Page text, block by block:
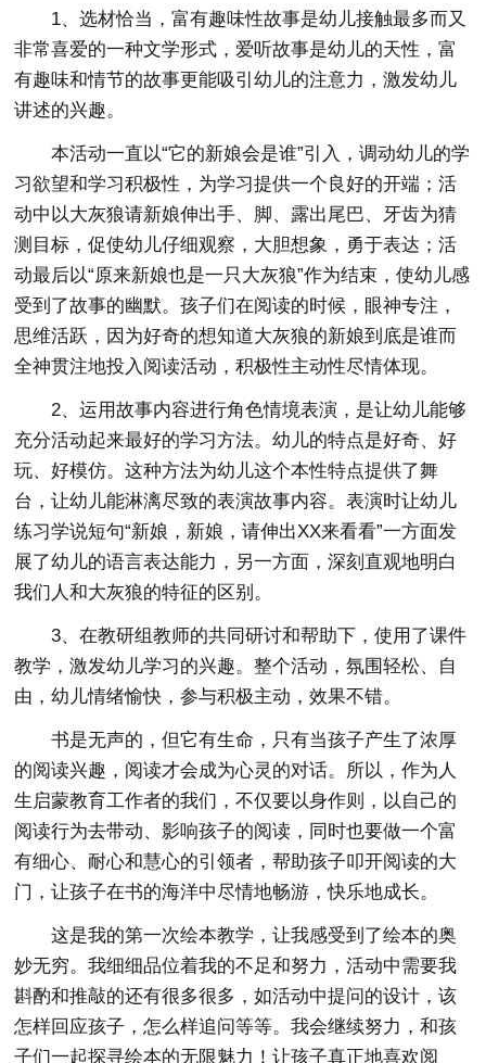
1、选材恰当，富有趣味性故事是幼儿接触最多而又
非常喜爱的一种文学形式，爱听故事是幼儿的天性，富
有趣味和情节的故事更能吸引幼儿的注意力，激发幼儿
讲述的兴趣。
本活动一直以“它的新娘会是谁”引入，调动幼儿的学
习欲望和学习积极性，为学习提供一个良好的开端；活
动中以大灰狼请新娘伸出手、脚、露出尾巴、牙齿为猜
测目标，促使幼儿仔细观察，大胆想象，勇于表达；活
动最后以“原来新娘也是一只大灰狼”作为结束，使幼儿感
受到了故事的幽默。孩子们在阅读的时候，眼神专注，
思维活跃，因为好奇的想知道大灰狼的新娘到底是谁而
全神贯注地投入阅读活动，积极性主动性尽情体现。
2、运用故事内容进行角色情境表演，是让幼儿能够
充分活动起来最好的学习方法。幼儿的特点是好奇、好
玩、好模仿。这种方法为幼儿这个本性特点提供了舞
台，让幼儿能淋漓尽致的表演故事内容。表演时让幼儿
练习学说短句“新娘，新娘，请伸出XX来看看”一方面发
展了幼儿的语言表达能力，另一方面，深刻直观地明白
我们人和大灰狼的特征的区别。
3、在教研组教师的共同研讨和帮助下，使用了课件
教学，激发幼儿学习的兴趣。整个活动，氛围轻松、自
由，幼儿情绪愉快，参与积极主动，效果不错。
书是无声的，但它有生命，只有当孩子产生了浓厚
的阅读兴趣，阅读才会成为心灵的对话。所以，作为人
生启蒙教育工作者的我们，不仅要以身作则，以自己的
阅读行为去带动、影响孩子的阅读，同时也要做一个富
有细心、耐心和慧心的引领者，帮助孩子叩开阅读的大
门，让孩子在书的海洋中尽情地畅游，快乐地成长。
这是我的第一次绘本教学，让我感受到了绘本的奥
妙无穷。我细细品位着我的不足和努力，活动中需要我
斟酌和推敲的还有很多很多，如活动中提问的设计，该
怎样回应孩子，怎么样追问等等。我会继续努力，和孩
子们一起探寻绘本的无限魅力！让孩子真正地喜欢阅